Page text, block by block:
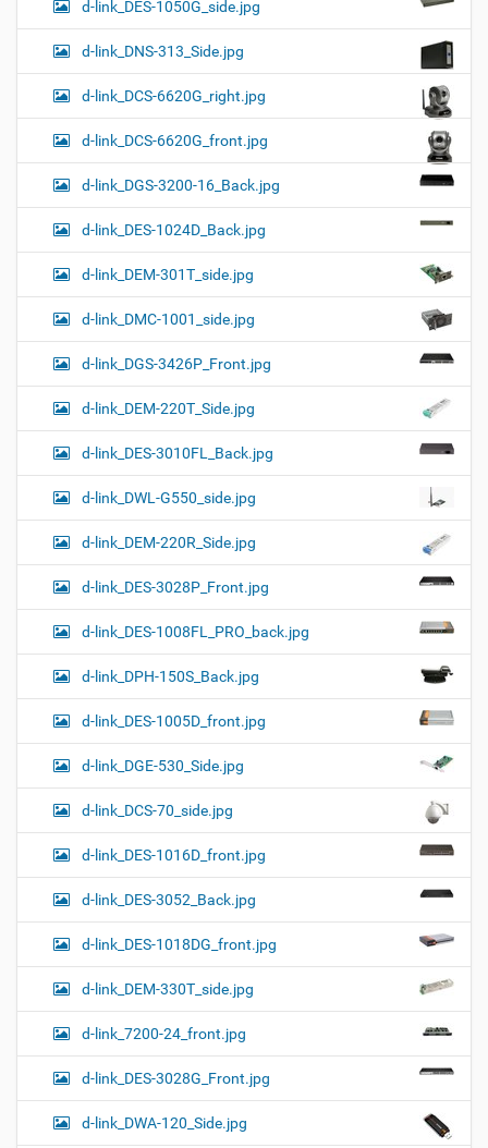
d-link_DES-1050G_side.jpg
d-link_DNS-313_Side.jpg
d-link_DCS-6620G_right.jpg
d-link_DCS-6620G_front.jpg
d-link_DGS-3200-16_Back.jpg
d-link_DES-1024D_Back.jpg
d-link_DEM-301T_side.jpg
d-link_DMC-1001_side.jpg
d-link_DGS-3426P_Front.jpg
d-link_DEM-220T_Side.jpg
d-link_DES-3010FL_Back.jpg
d-link_DWL-G550_side.jpg
d-link_DEM-220R_Side.jpg
d-link_DES-3028P_Front.jpg
d-link_DES-1008FL_PRO_back.jpg
d-link_DPH-150S_Back.jpg
d-link_DES-1005D_front.jpg
d-link_DGE-530_Side.jpg
d-link_DCS-70_side.jpg
d-link_DES-1016D_front.jpg
d-link_DES-3052_Back.jpg
d-link_DES-1018DG_front.jpg
d-link_DEM-330T_side.jpg
d-link_7200-24_front.jpg
d-link_DES-3028G_Front.jpg
d-link_DWA-120_Side.jpg